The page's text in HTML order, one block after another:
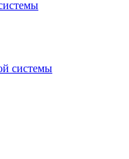
системы